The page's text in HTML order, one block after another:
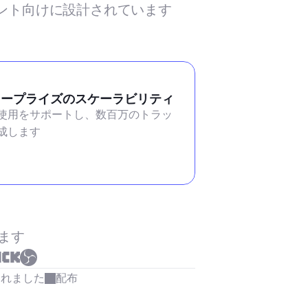
ト向けに設計されています
プライズのスケーラビリティ
用をサポートし、数百万のトラッ
します
す
ました 配布